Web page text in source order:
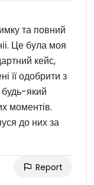
та повний
Це була моя
кейс,
її одобрити з
який
моментів.
до них за
Report